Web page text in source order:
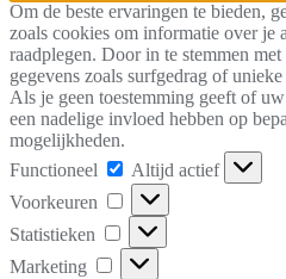
Om de beste ervaringen te bieden,
zoals cookies om informatie over je
raadplegen. Door in te stemmen
gegevens zoals surfgedrag of
Als je geen toestemming geeft of
een nadelige invloed hebben op
mogelijkheden.
Functioneel
Functioneel
Altijd actief
Voorkeuren
Voorkeuren
Statistieken Statistieken
Marketing Marketing